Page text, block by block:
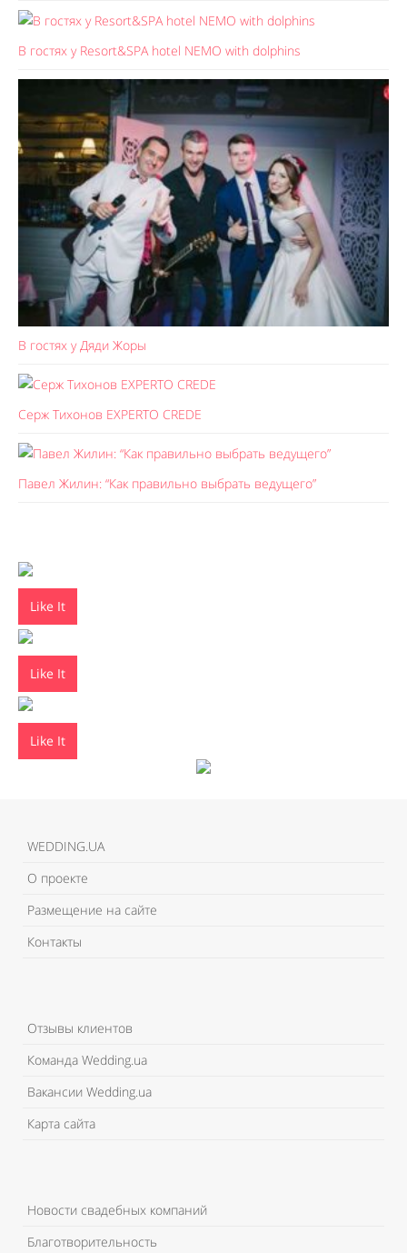
В гостях у Resort&SPA hotel NEMO with dolphins
В гостях у Дяди Жоры
Серж Тихонов EXPERTO CREDE
Павел Жилин: “Как правильно выбрать ведущего”
Like It
Like It
Like It
WEDDING.UA
О проекте
Размещение на сайте
Контакты
Отзывы клиентов
Команда Wedding.ua
Вакансии Wedding.ua
Карта сайта
Новости свадебных компаний
Благотворительность